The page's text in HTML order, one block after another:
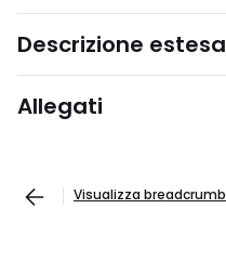
Descrizione estesa
Allegati
Visualizza breadcrumb